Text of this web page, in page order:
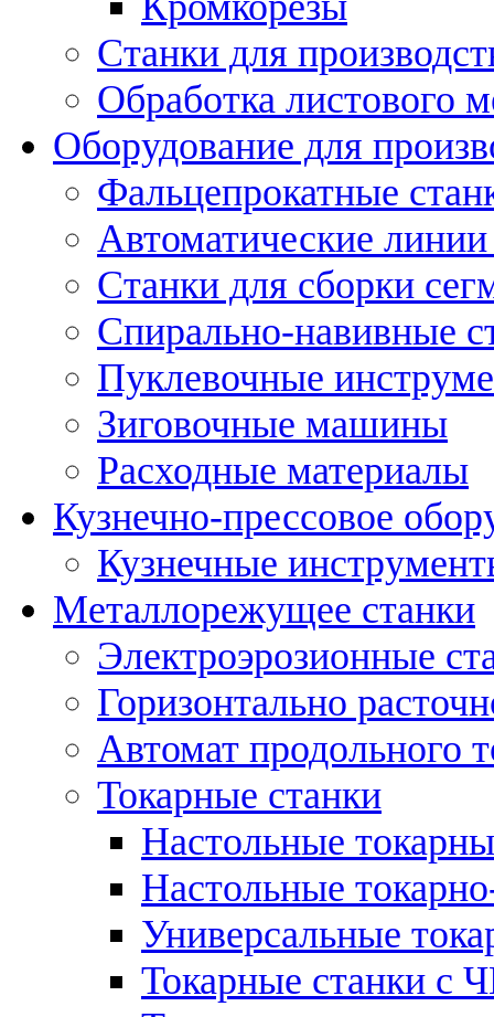
Станки для
Обработка листового
Оборудование для
Фальцепрокатные
Автоматические линии
Станки для сборки
Спирально-навивные
Пуклевочные
Зиговочные машины
Расходные материалы
Кузнечно-прессовое
Кузнечные
Металлорежущее станки
Электроэрозионные
Горизонтально
Автомат продольного
Токарные станки
Настольные
Настольные
Универсальные
Токарные станки с